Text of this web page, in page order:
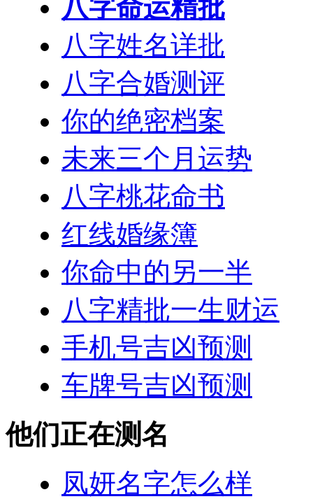
八字命运精批
八字姓名详批
八字合婚测评
你的绝密档案
未来三个月运势
八字桃花命书
红线婚缘簿
你命中的另一半
八字精批一生财运
手机号吉凶预测
车牌号吉凶预测
他们正在测名
凤妍名字怎么样